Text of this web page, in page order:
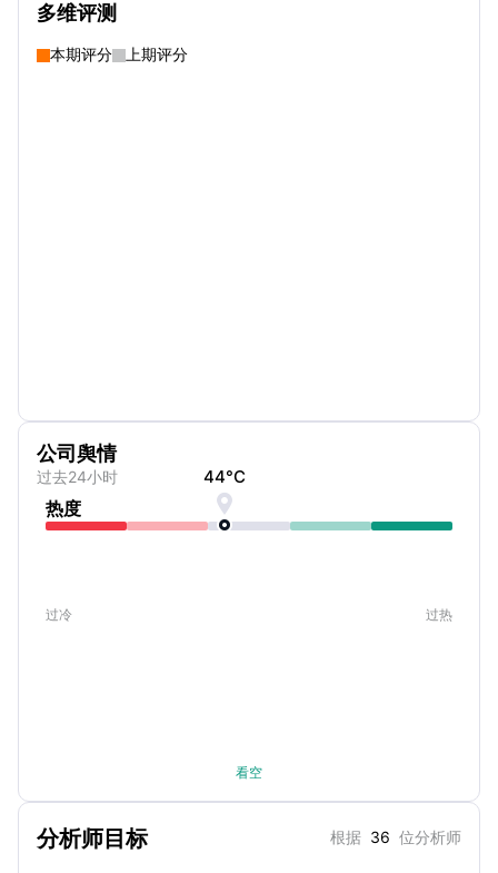
多维评测
本期评分 上期评分
公司舆情
过去24小时
热度
44°C

过冷 过热
看空
分析师目标 根据 36 位分析师